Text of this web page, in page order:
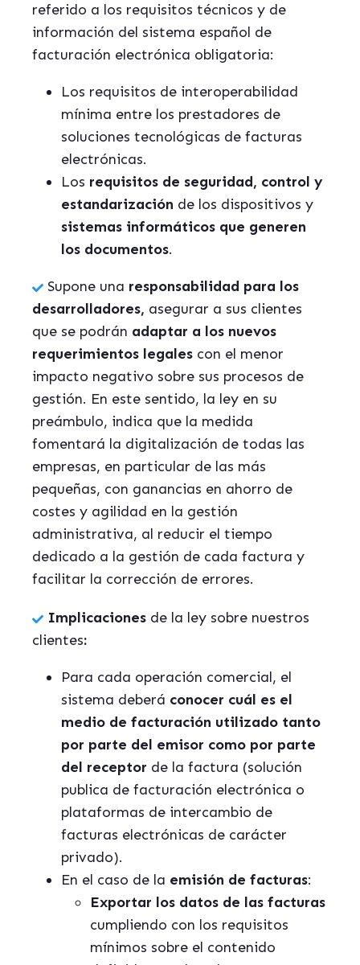
referido a los requisitos técnicos y de
información del sistema español de
facturación electrónica obligatoria:
Los requisitos de interoperabilidad
mínima entre los prestadores de
soluciones tecnológicas de facturas
electrónicas.
Los requisitos de seguridad, control y
estandarización de los dispositivos y
sistemas informáticos que generen
los documentos.
Supone una responsabilidad para los
desarrolladores, asegurar a sus clientes
que se podrán adaptar a los nuevos
requerimientos legales con el menor
impacto negativo sobre sus procesos de
gestión. En este sentido, la ley en su
preámbulo, indica que la medida
fomentará la digitalización de todas las
empresas, en particular de las más
pequeñas, con ganancias en ahorro de
costes y agilidad en la gestión
administrativa, al reducir el tiempo
dedicado a la gestión de cada factura y
facilitar la corrección de errores.
Implicaciones de la ley sobre nuestros
clientes:
Para cada operación comercial, el
sistema deberá conocer cuál es el
medio de facturación utilizado tanto
por parte del emisor como por parte
del receptor de la factura (solución
publica de facturación electrónica o
plataformas de intercambio de
facturas electrónicas de carácter
privado).
En el caso de la emisión de facturas:
Exportar los datos de las facturas
cumpliendo con los requisitos
mínimos sobre el contenido